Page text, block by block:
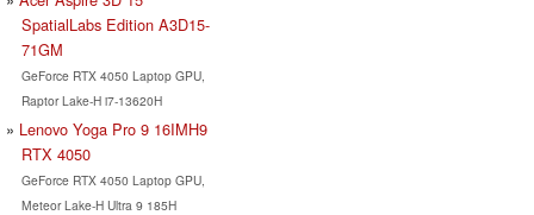
SpatialLabs Edition A3D15-
71GM
GeForce RTX 4050 Laptop GPU,
Raptor Lake-H i7-13620H
Lenovo Yoga Pro 9 16IMH9
RTX 4050
GeForce RTX 4050 Laptop GPU,
Meteor Lake-H Ultra 9 185H